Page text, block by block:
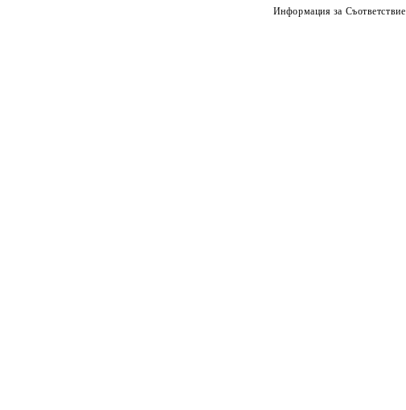
Информация за Съответствие